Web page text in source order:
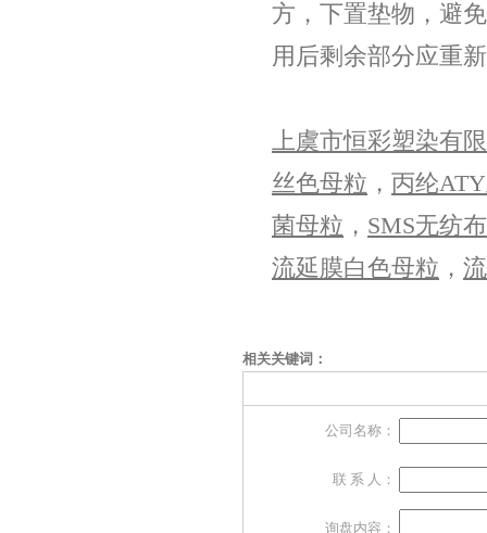
方，下置垫物，避
用后剩余部分应重
上虞市恒彩塑染有
丝色母粒 ， 丙纶
菌母粒 ， SMS无纺
流延膜白色母粒 ，
相关关键词：
公司名称：
联 系 人：
询盘内容：